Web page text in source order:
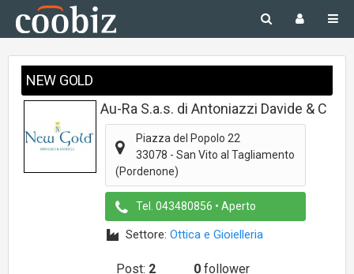
NEW GOLD
Au-Ra S.a.s. di Antoniazzi Davide & C
Piazza del Popolo 22
33078 - San Vito al Tagliamento
(Pordenone)
Tel. 043480856 • Aperto
Settore: Ottica e Gioielleria
Post: 2 0 follower